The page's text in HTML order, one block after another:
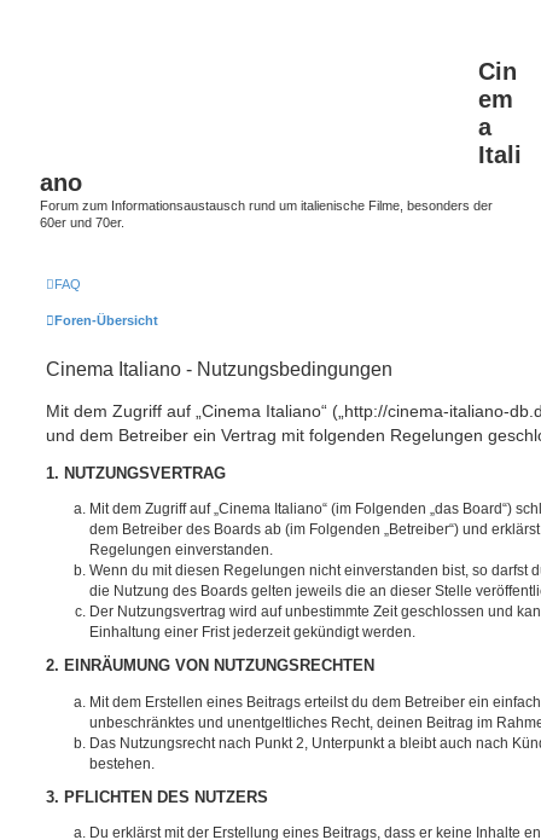
Cin
em
a
Itali
ano
Forum zum Informationsaustausch rund um italienische Filme, besonders der
60er und 70er.
FAQ
Foren-Übersicht
Cinema Italiano - Nutzungsbedingungen
Mit dem Zugriff auf „Cinema Italiano“ („http://cinema-italiano-
und dem Betreiber ein Vertrag mit folgenden Regelungen
1. NUTZUNGSVERTRAG
Mit dem Zugriff auf „Cinema Italiano“ (im Folgenden „das Board“)
dem Betreiber des Boards ab (im Folgenden „Betreiber“) und
Regelungen einverstanden.
Wenn du mit diesen Regelungen nicht einverstanden bist, so darfst
die Nutzung des Boards gelten jeweils die an dieser Stelle
Der Nutzungsvertrag wird auf unbestimmte Zeit geschlossen und
Einhaltung einer Frist jederzeit gekündigt werden.
2. EINRÄUMUNG VON NUTZUNGSRECHTEN
Mit dem Erstellen eines Beitrags erteilst du dem Betreiber ein
unbeschränktes und unentgeltliches Recht, deinen Beitrag im
Das Nutzungsrecht nach Punkt 2, Unterpunkt a bleibt auch nach
bestehen.
3. PFLICHTEN DES NUTZERS
Du erklärst mit der Erstellung eines Beitrags, dass er keine Inhalte